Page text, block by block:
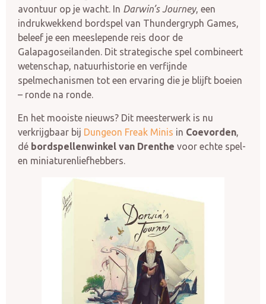
avontuur op je wacht. In Darwin’s Journey, een
indrukwekkend bordspel van Thundergryph Games,
beleef je een meeslepende reis door de
Galapagoseilanden. Dit strategische spel combineert
wetenschap, natuurhistorie en verfijnde
spelmechanismen tot een ervaring die je blijft boeien
– ronde na ronde.
En het mooiste nieuws? Dit meesterwerk is nu
verkrijgbaar bij Dungeon Freak Minis in Coevorden,
dé bordspellenwinkel van Drenthe voor echte spel-
en miniaturenliefhebbers.